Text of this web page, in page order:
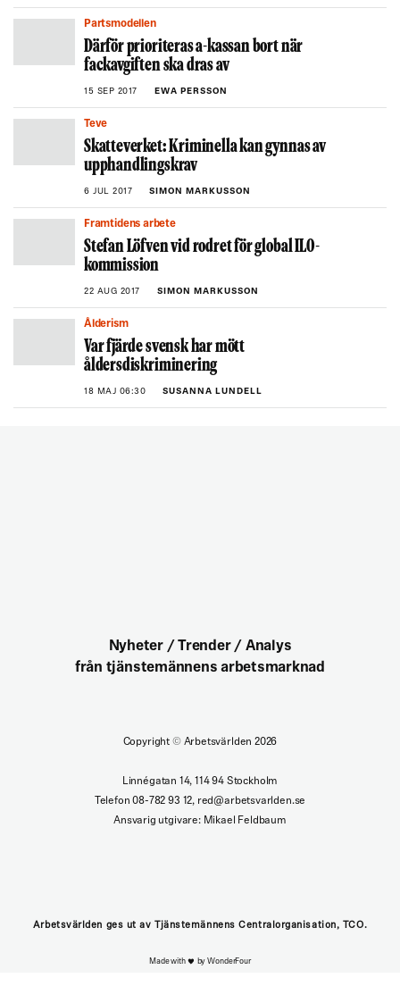
Partsmodellen
Därför prioriteras a-kassan bort när
fackavgiften ska dras av
15 SEP 2017 EWA PERSSON
Teve
Skatteverket: Kriminella kan gynnas av
upphandlingskrav
6 JUL 2017 SIMON MARKUSSON
Framtidens arbete
Stefan Löfven vid rodret för global ILO-
kommission
22 AUG 2017 SIMON MARKUSSON
Ålderism
Var fjärde svensk har mött
åldersdiskriminering
18 MAJ 06:30 SUSANNA LUNDELL
Nyheter / Trender / Analys
från tjänstemännens arbetsmarknad
Copyright ©Arbetsvärlden 2026
Linnégatan 14, 114 94 Stockholm
Telefon 08-782 93 12, red@arbetsvarlden.se
Ansvarig utgivare: Mikael Feldbaum
Arbetsvärlden ges ut av Tjänstemännens Centralorganisation, TCO.
Made with by WonderFour